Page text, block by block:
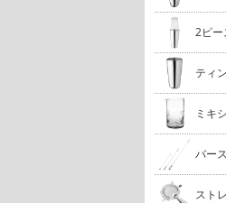
2ピー
ティン
ミキ
バー
スト